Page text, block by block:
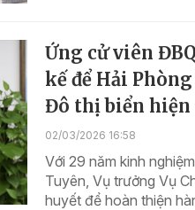
Ứng cử viên
kế để Hải
Đô thị biển hiện
02/03/2026 16:58
Với 29 năm kinh
Tuyên, Vụ trưởng Vụ
huyết để hoàn thiện